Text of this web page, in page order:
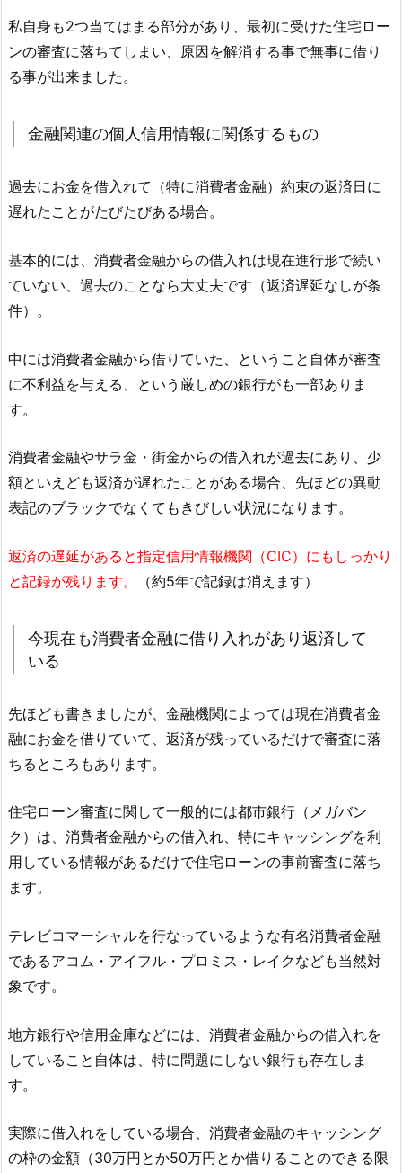
私自身も2つ当てはまる部分があり、最初に受けた住宅ロー
ンの審査に落ちてしまい、原因を解消する事で無事に借り
る事が出来ました。
金融関連の個人信用情報に関係するもの
過去にお金を借入れて（特に消費者金融）約束の返済日に
遅れたことがたびたびある場合。
基本的には、消費者金融からの借入れは現在進行形で続い
ていない、過去のことなら大丈夫です（返済遅延なしが条
件）。
中には消費者金融から借りていた、ということ自体が審査
に不利益を与える、という厳しめの銀行がも一部ありま
す。
消費者金融やサラ金・街金からの借入れが過去にあり、少
額といえども返済が遅れたことがある場合、先ほどの異動
表記のブラックでなくてもきびしい状況になります。
返済の遅延があると指定信用情報機関（CIC）にもしっかり
と記録が残ります。
（約5年で記録は消えます）
今現在も消費者金融に借り入れがあり返済して
いる
先ほども書きましたが、金融機関によっては現在消費者金
融にお金を借りていて、返済が残っているだけで審査に落
ちるところもあります。
住宅ローン審査に関して一般的には都市銀行（メガバン
ク）は、消費者金融からの借入れ、特にキャッシングを利
用している情報があるだけで住宅ローンの事前審査に落ち
ます。
テレビコマーシャルを行なっているような有名消費者金融
であるアコム・アイフル・プロミス・レイクなども当然対
象です。
地方銀行や信用金庫などには、消費者金融からの借入れを
していること自体は、特に問題にしない銀行も存在しま
す。
実際に借入れをしている場合、消費者金融のキャッシング
の枠の金額（30万円とか50万円とか借りることのできる限